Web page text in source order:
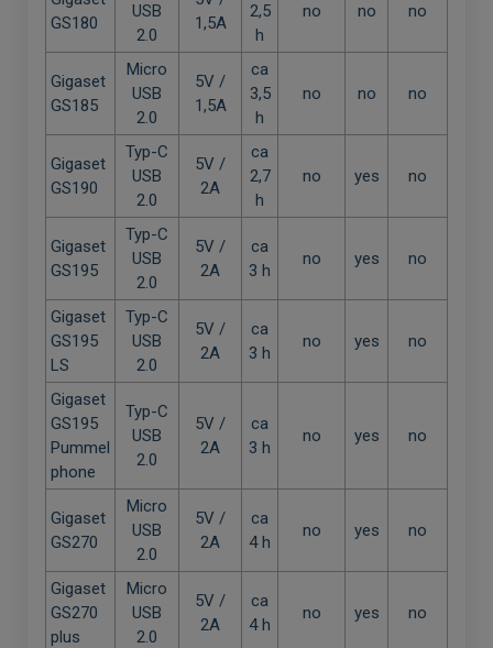
GS180
USB
2.0
1,5A
2,5
h
no no no
Gigaset
GS185
Micro
USB
2.0
5V /
1,5A
ca
3,5
h
no no no
Gigaset
GS190
Typ-C
USB
2.0
5V /
2A
ca
2,7
h
no yes no
Gigaset
GS195
Typ-C
USB
2.0
5V /
2A
ca
3 h
no yes no
Gigaset
GS195
LS
Typ-C
USB
2.0
5V /
2A
ca
3 h
no yes no
Gigaset
GS195
Pummel
phone
Typ-C
USB
2.0
5V /
2A
ca
3 h
no yes no
Gigaset
GS270
Micro
USB
2.0
5V /
2A
ca
4 h
no yes no
Gigaset
GS270
plus
Micro
USB
2.0
5V /
2A
ca
4 h
no yes no